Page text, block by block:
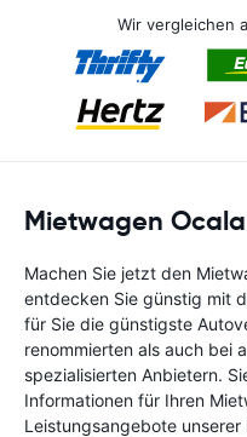
Wir vergleichen
Mietwagen Ocala
Machen Sie jetzt den
entdecken Sie günstig mit
für Sie die günstigste
renommierten als auch bei
spezialisierten Anbietern.
Informationen für Ihren
Leistungsangebote